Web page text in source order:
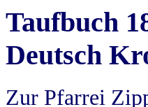
Taufbuch
Deutsch
Zur Pfarrei